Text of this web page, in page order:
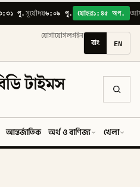
পূ.সূর্যোদয়৬:০৯ পূ. যোহর১:৪৫ অপ.
যোগাযোগলগইন
বাং EN
টাইমস
আন্তর্জাতিক অর্থ ও বাণিজ্য খেলা